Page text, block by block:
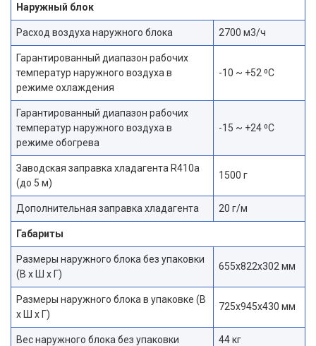
Наружный блок
Расход воздуха наружного блока 2700 м3/ч
Гарантированный диапазон рабочих
температур наружного воздуха в
режиме охлаждения
-10 ~ +52 ⁰С
Гарантированный диапазон рабочих
температур наружного воздуха в
режиме обогрева
-15 ~ +24 ⁰С
Заводская заправка хладагента R410a
(до 5 м)
1500 г
Дополнительная заправка хладагента 20 г/м
Габариты
Размеры наружного блока без упаковки
(В х Ш х Г)
655х822х302 мм
Размеры наружного блока в упаковке (В
х Ш х Г)
725х945х430 мм
Вес наружного блока без упаковки 44 кг